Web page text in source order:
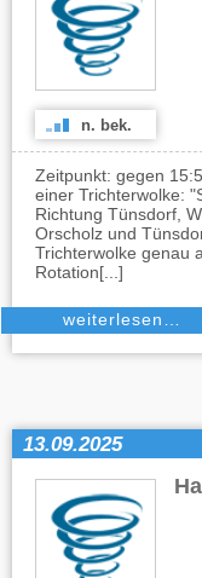
n. bek.
Zeitpunkt: gegen
einer Trichterwolke:
Richtung Tünsdorf,
Orscholz und
Trichterwolke genau
Rotation[...]
weiterlesen…
13.09.2025